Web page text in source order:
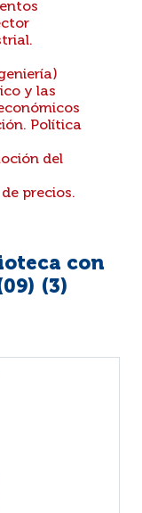
y las
Política
del
precios.
con
(3)